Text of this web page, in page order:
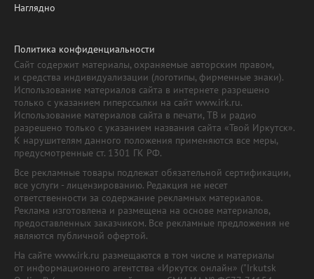
Наглядно
Политика конфиденциальности
Сайт содержит материалы, охраняемые авторским правом,
и средства индивидуализации (логотипы, фирменные знаки).
Использование материалов сайта в интернете разрешено
только с указанием гиперссылки на сайт www.irk.ru.
Использование материалов сайта в печати, ТВ и радио
разрешено только с указанием названия сайта «Твой Иркутск».
К нарушителям данного положения применяются все меры,
предусмотренные ст. 1301 ГК РФ.
Все рекламные товары подлежат обязательной сертификации,
все услуги - лицензированию. Редакция не несет
ответственности за содержание рекламных материалов.
Реклама изготовлена и размещена на основе материалов,
предоставленных заказчиком. Все рекламные предложения не
являются публичной офертой.
На сайте www.irk.ru размещаются в том числе и материалы
от информационного агентства «Иркутск онлайн» ("Irkutsk